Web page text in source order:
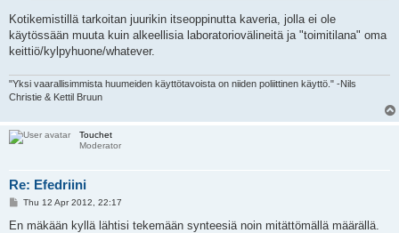
Kotikemistillä tarkoitan juurikin itseoppinutta kaveria, jolla ei ole
käytössään muuta kuin alkeellisia laboratoriovälineitä ja "toimitilana" oma
keittiö/kylpyhuone/whatever.
"Yksi vaarallisimmista huumeiden käyttötavoista on niiden poliittinen käyttö." -Nils
Christie & Kettil Bruun
Touchet
Moderator
Re: Efedriini
P
s
Thu 12 Apr 2012, 22:17
En mäkään kyllä lähtisi tekemään synteesiä noin mitättömällä määrällä.